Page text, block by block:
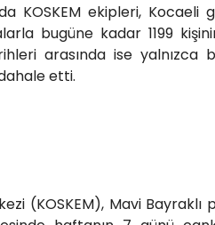
KOSKEM ekipleri, Kocaeli
bugüne kadar 1199
arasında ise yalnızca
etti.
(KOSKEM), Mavi Bayraklı